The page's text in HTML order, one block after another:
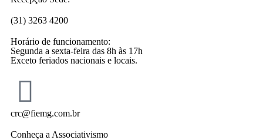
(31) 3263 4200
Horário de funcionamento:
Segunda a sexta-feira das 8h às 17h
Exceto feriados nacionais e locais.
crc@fiemg.com.br
Conheça a Associativismo